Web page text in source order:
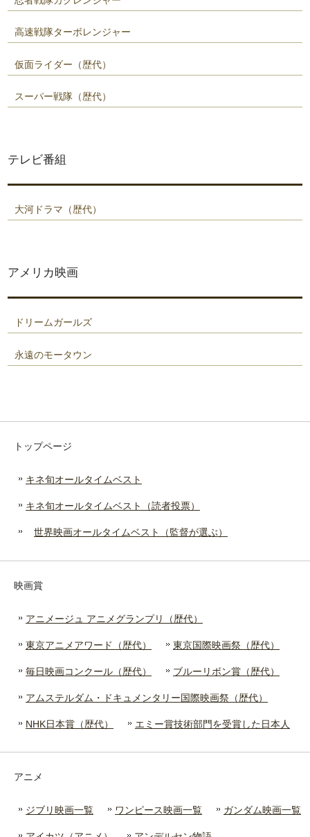
高速戦隊ターボレンジャー
仮面ライダー（歴代）
スーパー戦隊（歴代）
テレビ番組
大河ドラマ（歴代）
アメリカ映画
ドリームガールズ
永遠のモータウン
トップページ
キネ旬オールタイムベスト
キネ旬オールタイムベスト（読者投票）
世界映画オールタイムベスト（監督が選ぶ）
映画賞
アニメージュ アニメグランプリ（歴代）
東京アニメアワード（歴代） 東京国際映画祭（歴代）
毎日映画コンクール（歴代） ブルーリボン賞（歴代）
アムステルダム・ドキュメンタリー国際映画祭（歴代）
NHK日本賞（歴代） エミー賞技術部門を受賞した日本人
アニメ
ジブリ映画一覧 ワンピース映画一覧 ガンダム映画一覧